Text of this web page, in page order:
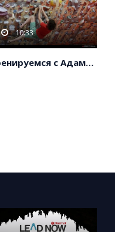
10:33
Тренируемся с Адамом Ондрой